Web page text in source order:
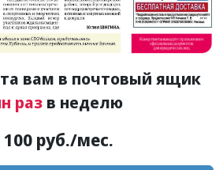
вам в почтовый ящик
разв неделю
100 руб./мес.